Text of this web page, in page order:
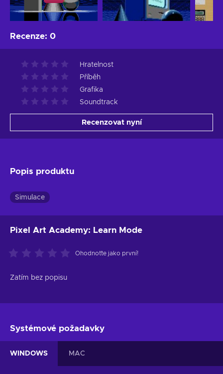
Recenze: 0
Hratelnost
Příběh
Grafika
Soundtrack
Recenzovat nyní
Popis produktu
Simulace
Pixel Art Academy: Learn Mode
Ohodnoťte jako první!
Zatím bez popisu
Systémové požadavky
WINDOWS MAC